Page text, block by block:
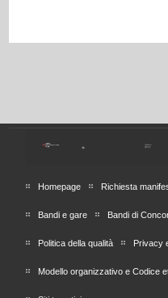
Homepage Richiesta
Bandi e gare Bandi di
Politica della qualità Privacy
Modello organizzativo e Codice